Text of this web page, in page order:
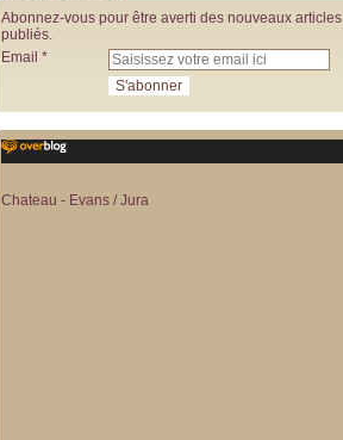
Abonnez-vous pour être averti des nouveaux articles
publiés.
Email
Chateau - Evans / Jura